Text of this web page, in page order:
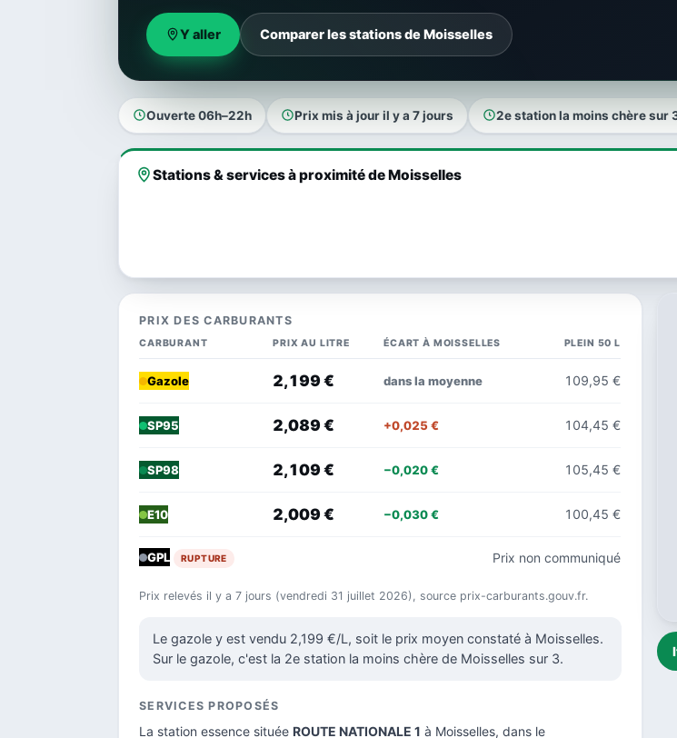
Y aller Comparer les stations de Moisselles
Ouverte 06h–22h Prix mis à jour il y a 7 jours 2e station la moins chère sur
Stations & services à proximité de Moisselles
PRIX DES CARBURANTS
CARBURANT PRIX AU LITRE ÉCART À MOISSELLES PLEIN 50 L
Gazole 2,199 € dans la moyenne 109,95 €
SP95 2,089 € +0,025 € 104,45 €
SP98 2,109 € −0,020 € 105,45 €
E10 2,009 € −0,030 € 100,45 €
GPL RUPTURE Prix non communiqué
Prix relevés il y a 7 jours (vendredi 31 juillet 2026), source prix-carburants.gouv.fr.
Le gazole y est vendu 2,199 €/L, soit le prix moyen constaté à Moisselles.
Sur le gazole, c'est la 2e station la moins chère de Moisselles sur 3.
SERVICES PROPOSÉS
La station essence située ROUTE NATIONALE 1 à Moisselles, dans le